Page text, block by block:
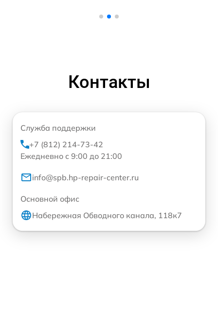
Контакты
Служба поддержки
+7 (812) 214-73-42
Ежедневно с 9:00 до 21:00
info@spb.hp-repair-center.ru
Основной офис
Набережная Обводного канала, 118к7